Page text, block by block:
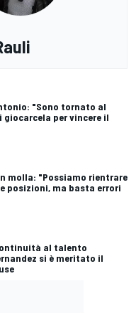
"Sono tornato al
giocarcela per vincere il
molla: "Possiamo rientrare
posizioni, ma basta errori
al talento
si è meritato il